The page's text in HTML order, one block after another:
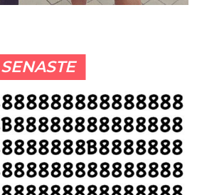
SENASTE